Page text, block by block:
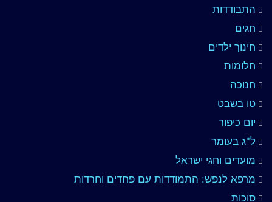
התבודדות
חגים
חינוך ילדים
חלומות
חנוכה
טו בשבט
יום כיפור
ל"ג בעומר
מועדים וחגי ישראל
מרפא לנפש: התמודדות עם פחדים וחרדות
סוכות